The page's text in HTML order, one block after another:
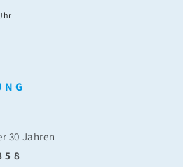
N G
30 Jahren
5 8